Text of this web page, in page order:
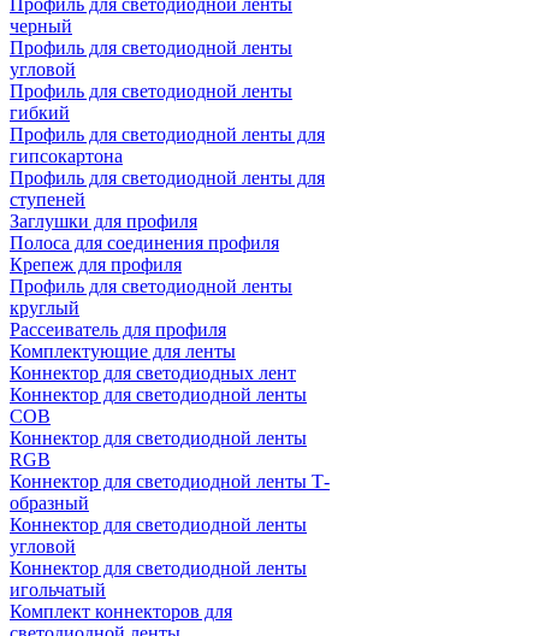
Профиль для светодиодной ленты
черный
Профиль для светодиодной ленты
угловой
Профиль для светодиодной ленты
гибкий
Профиль для светодиодной ленты для
гипсокартона
Профиль для светодиодной ленты для
ступеней
Заглушки для профиля
Полоса для соединения профиля
Крепеж для профиля
Профиль для светодиодной ленты
круглый
Рассеиватель для профиля
Комплектующие для ленты
Коннектор для светодиодных лент
Коннектор для светодиодной ленты
COB
Коннектор для светодиодной ленты
RGB
Коннектор для светодиодной ленты Т-
образный
Коннектор для светодиодной ленты
угловой
Коннектор для светодиодной ленты
игольчатый
Комплект коннекторов для